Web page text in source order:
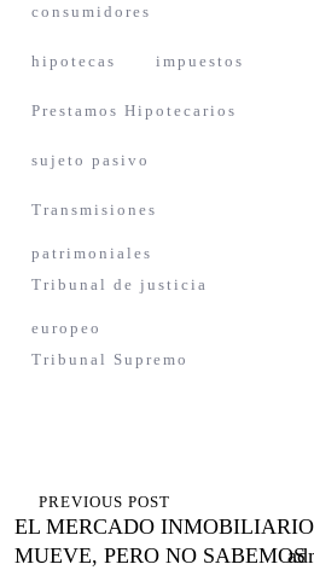
consumidores
hipotecas impuestos
Prestamos Hipotecarios
sujeto pasivo
Transmisiones
patrimoniales
Tribunal de justicia
europeo
Tribunal Supremo
de
entradas
PREVIOUS POST
EL MERCADO
MUEVE, PERO NO SABEMOS